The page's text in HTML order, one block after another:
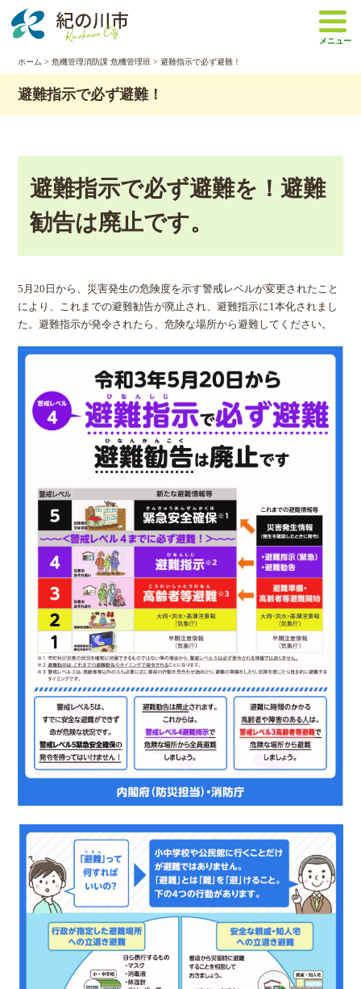
メニュー
ホーム >危機管理消防課 危機管理班 > 避難指示で必ず避難！
避難指示で必ず避難！
避難指示で必ず避難を！避難
勧告は廃止です。
5月20日から、災害発生の危険度を示す警戒レベルが変更されたこと
により、これまでの避難勧告が廃止され、避難指示に1本化されまし
た。避難指示が発令されたら、危険な場所から避難してください。